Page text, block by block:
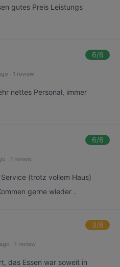
gutes Preis Leistungs
6/6
· 1 review
nettes Personal, immer
6/6
· 1 review
(trotz vollem Haus)
gerne wieder .
3/6
· 1 review
das Essen war soweit in